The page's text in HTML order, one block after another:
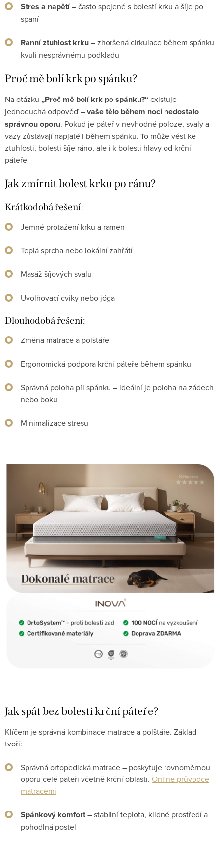
Stres a napětí– často spojené s bolestí krku a šíje po
spaní
Ranní ztuhlost krku– zhoršená cirkulace během spánku
kvůli nesprávnému podkladu
Proč mě bolí krk po spánku?
Na otázku „Proč mě bolí krk po spánku?“existuje
jednoduchá odpověď –vaše tělo během noci nedostalo
správnou oporu. Pokud je páteř v nevhodné poloze, svaly a
vazy zůstávají napjaté i během spánku. To může vést ke
ztuhlosti, bolesti šíje ráno, ale i k bolesti hlavy od krční
páteře.
Jak zmírnit bolest krku po ránu?
Krátkodobá řešení:
Jemné protažení krku a ramen
Teplá sprcha nebo lokální zahřátí
Masáž šíjových svalů
Uvolňovací cviky nebo jóga
Dlouhodobá řešení:
Změna matrace a polštáře
Ergonomická podpora krční páteře během spánku
Správná poloha při spánku – ideální je poloha na zádech
nebo boku
Minimalizace stresu
Jak spát bez bolesti krční páteře?
Klíčem je správná kombinace matrace a polštáře. Základ
tvoří:
Správná ortopedická matrace – poskytuje rovnoměrnou
oporu celé páteři včetně krční oblasti. Online průvodce
matracemi
Spánkový komfort– stabilní teplota, klidné prostředí a
pohodlná postel